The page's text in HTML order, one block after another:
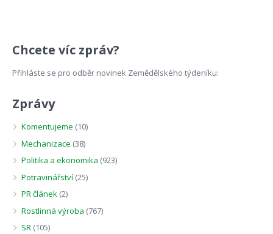
Chcete víc zpráv?
Přihláste se pro odběr novinek Zemědělského týdeníku:
Zprávy
Komentujeme (10)
Mechanizace (38)
Politika a ekonomika (923)
Potravinářství (25)
PR článek (2)
Rostlinná výroba (767)
SR (105)